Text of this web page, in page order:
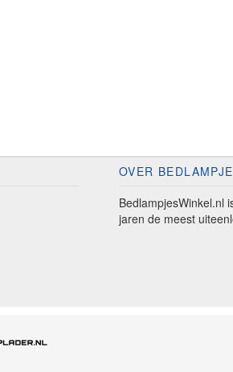
OVER
BedlampjesWinkel.nl
jaren de meest